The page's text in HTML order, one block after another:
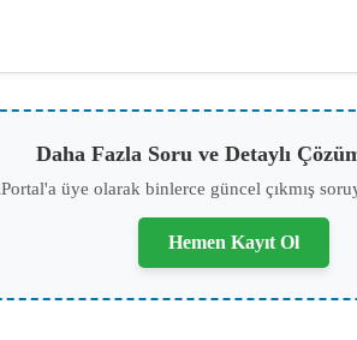
Daha Fazla Soru ve Detaylı
üye olarak binlerce güncel çıkmış
Hemen Kayıt Ol